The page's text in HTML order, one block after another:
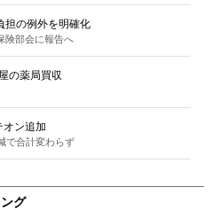
担の例外を明確化
険部会に報告へ
の薬局買収
オン追加
で合計変わらず
グ